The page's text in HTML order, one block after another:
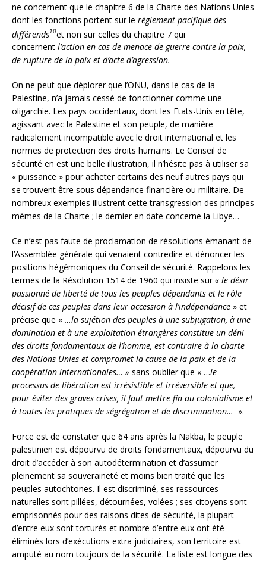
ne concernent que le chapitre 6 de la Charte des Nations Unies
dont les fonctions portent sur le règlement pacifique des
différends10et non sur celles du chapitre 7 qui
concernent l’action en cas de menace de guerre contre la paix,
de rupture de la paix et d’acte d’agression.
On ne peut que déplorer que l’ONU, dans le cas de la
Palestine, n’a jamais cessé de fonctionner comme une
oligarchie. Les pays occidentaux, dont les Etats-Unis en tête,
agissant avec la Palestine et son peuple, de manière
radicalement incompatible avec le droit international et les
normes de protection des droits humains. Le Conseil de
sécurité en est une belle illustration, il n’hésite pas à utiliser sa
« puissance » pour acheter certains des neuf autres pays qui
se trouvent être sous dépendance financière ou militaire. De
nombreux exemples illustrent cette transgression des principes
mêmes de la Charte ; le dernier en date concerne la Libye…
Ce n’est pas faute de proclamation de résolutions émanant de
l’Assemblée générale qui venaient contredire et dénoncer les
positions hégémoniques du Conseil de sécurité. Rappelons les
termes de la Résolution 1514 de 1960 qui insiste sur« le désir
passionné de liberté de tous les peuples dépendants et le rôle
décisif de ces peuples dans leur accession à l’indépendance » et
précise que « …la sujétion des peuples à une subjugation, à une
domination et à une exploitation étrangères constitue un déni
des droits fondamentaux de l’homme, est contraire à la charte
des Nations Unies et compromet la cause de la paix et de la
coopération internationales… » sans oublier que « …le
processus de libération est irrésistible et irréversible et que,
pour éviter des graves crises, il faut mettre fin au colonialisme et
à toutes les pratiques de ségrégation et de discrimination… ».
Force est de constater que 64 ans après la Nakba, le peuple
palestinien est dépourvu de droits fondamentaux, dépourvu du
droit d’accéder à son autodétermination et d’assumer
pleinement sa souveraineté et moins bien traité que les
peuples autochtones. Il est discriminé, ses ressources
naturelles sont pillées, détournées, volées ; ses citoyens sont
emprisonnés pour des raisons dites de sécurité, la plupart
d’entre eux sont torturés et nombre d’entre eux ont été
éliminés lors d’exécutions extra judiciaires, son territoire est
amputé au nom toujours de la sécurité. La liste est longue des